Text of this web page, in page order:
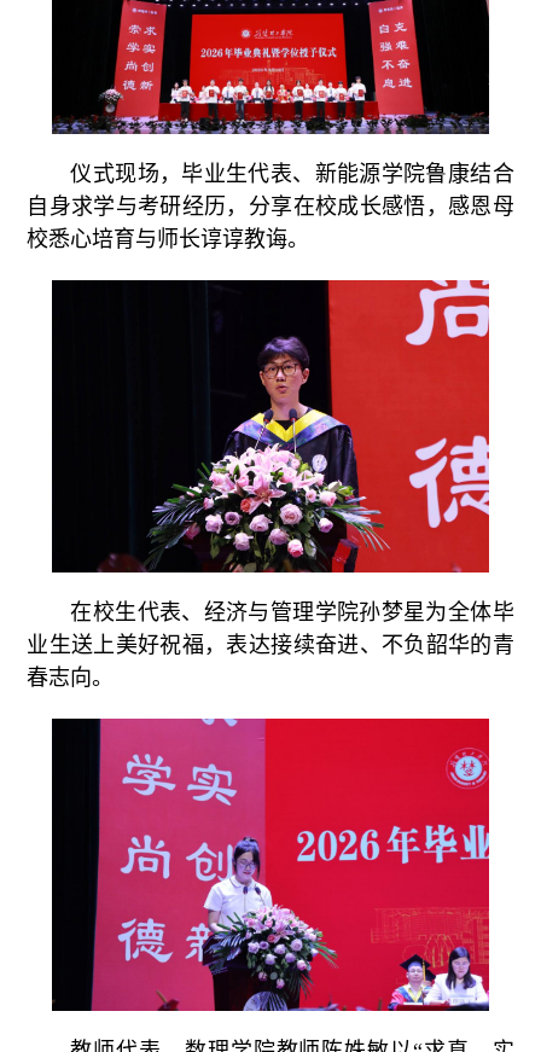
仪式现场，毕业生代表、新能源学院鲁康结合
自身求学与考研经历，分享在校成长感悟，感恩母
校悉心培育与师长谆谆教诲。
在校生代表、经济与管理学院孙梦星为全体毕
业生送上美好祝福，表达接续奋进、不负韶华的青
春志向。